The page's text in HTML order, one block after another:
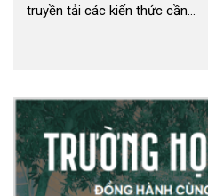
truyền tải các kiến thức cần…